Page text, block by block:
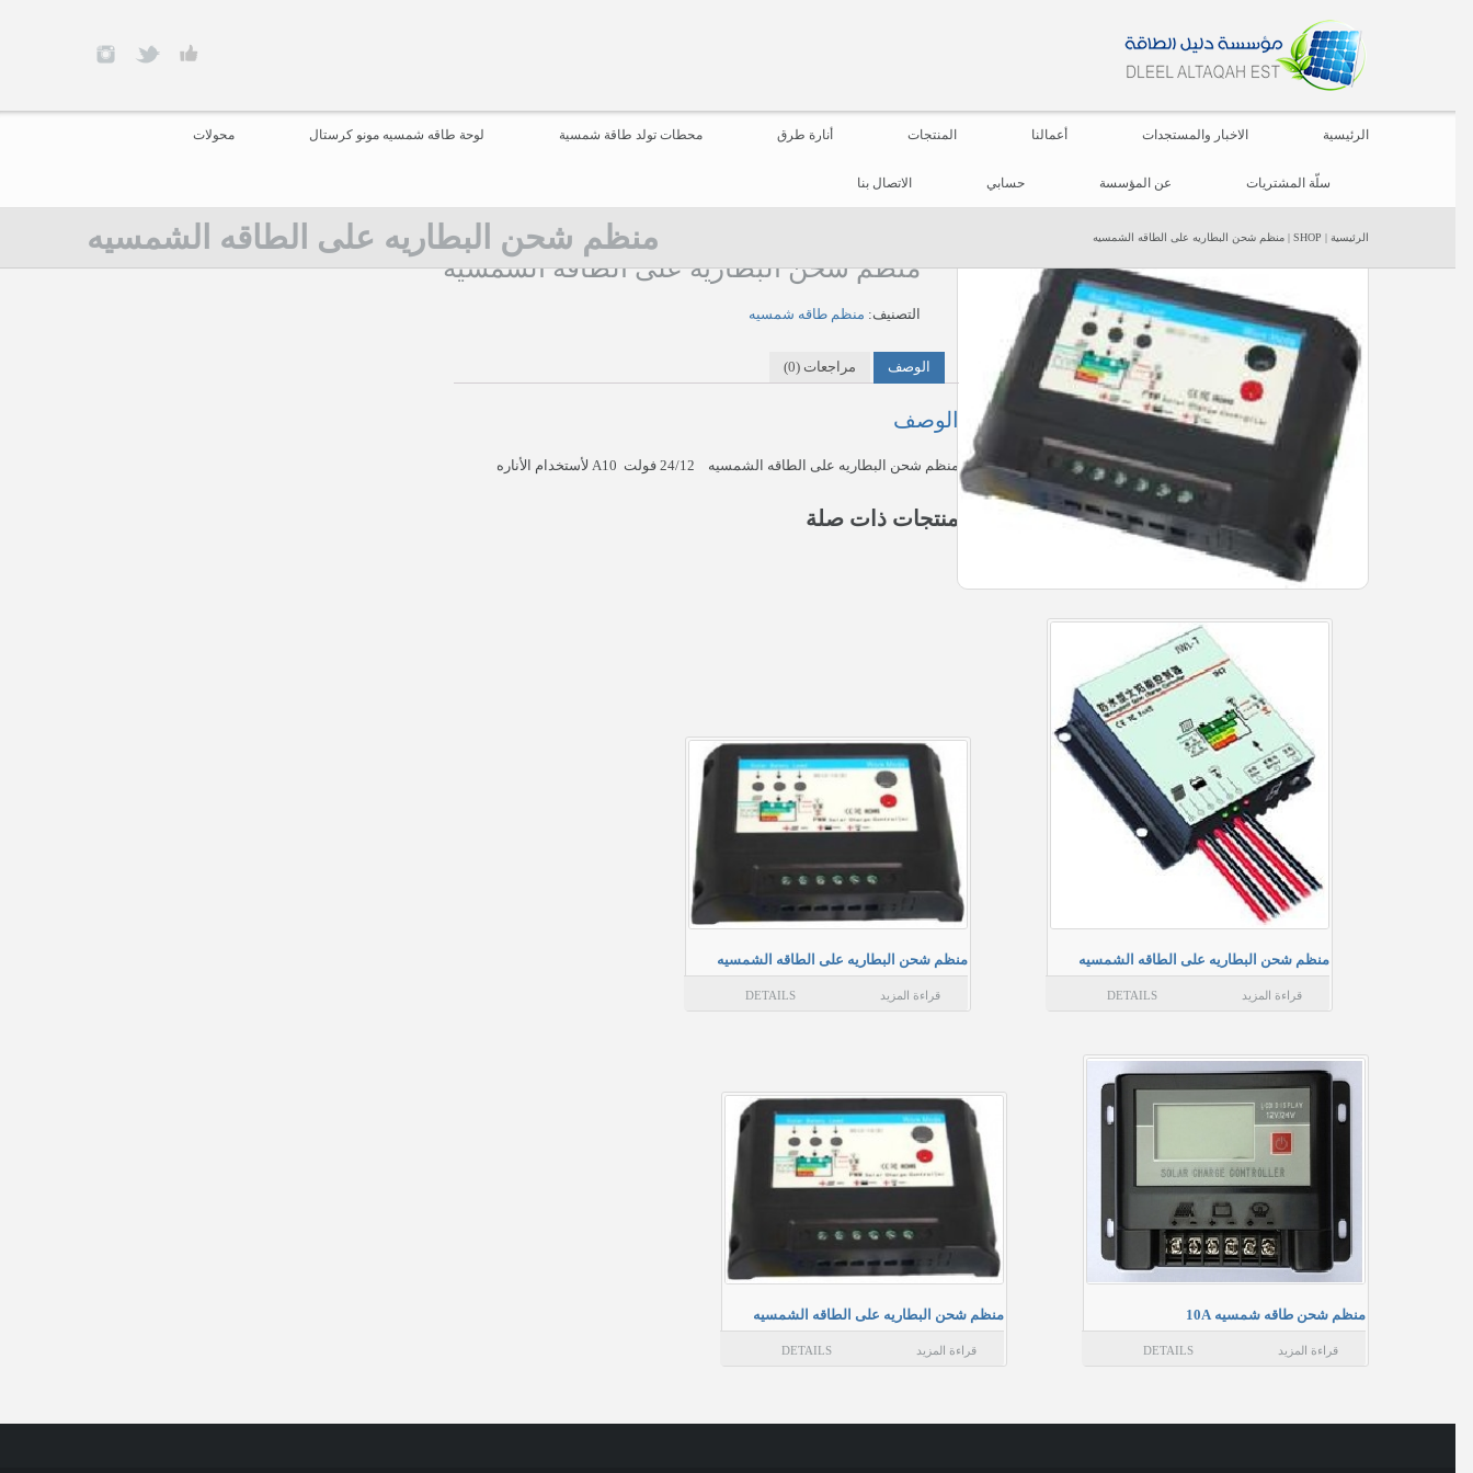
الرئيسية الاخبار والمستجدات أعمالنا المنتجات أنارة طرق محطات تولد طاقة شمسية لوحة طاقه شمسيه مونو كرستال محولات
سلّة المشتريات عن المؤسسة حسابي الاتصال بنا
منظم شحن البطاريه على الطاقه الشمسيه الرئيسية |
SHOP
| منظم شحن البطاريه على الطاقه الشمسيه
منظم شحن البطاريه على الطاقه الشمسيه
التصنيف: منظم طاقه شمسيه
الوصف مراجعات (0)
الوصف
منظم شحن البطاريه على الطاقه الشمسيه 24/12 فولت A10 لأستخدام الأناره
منتجات ذات صلة
منظم شحن البطاريه على الطاقه الشمسيه
قراءة المزيد DETAILS
منظم شحن البطاريه على الطاقه الشمسيه
قراءة المزيد DETAILS
منظم شحن طاقه شمسيه 10A
قراءة المزيد DETAILS
منظم شحن البطاريه على الطاقه الشمسيه
قراءة المزيد DETAILS